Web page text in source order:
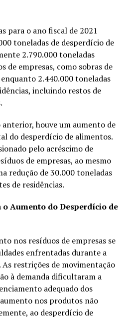
para o ano fiscal de 2021
toneladas de desperdício de
2.790.000 toneladas
de empresas, como sobras de
2.440.000 toneladas
incluindo restos de
houve um aumento de
do desperdício de alimentos.
pelo acréscimo de
de empresas, ao mesmo
redução de 30.000 toneladas
de residências.
o Aumento do Desperdício de
nos resíduos de empresas se
enfrentadas durante a
As restrições de movimentação
à demanda dificultaram a
adequado dos
nos produtos não
ao desperdício de